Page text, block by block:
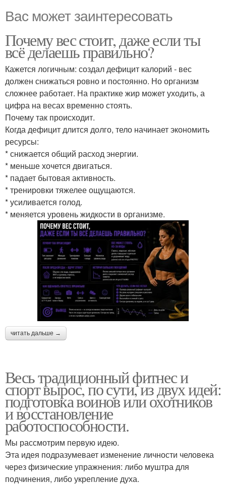
Вас может заинтересовать
Почему вес стоит, даже если ты
всё делаешь правильно?
Кажется логичным: создал дефицит калорий - вес
должен снижаться ровно и постоянно. Но организм
сложнее работает. На практике жир может уходить, а
цифра на весах временно стоять.
Почему так происходит.
Когда дефицит длится долго, тело начинает экономить
ресурсы:
* снижается общий расход энергии.
* меньше хочется двигаться.
* падает бытовая активность.
* тренировки тяжелее ощущаются.
* усиливается голод.
* меняется уровень жидкости в организме.
читать дальше →
Весь традиционный фитнес и
спорт вырос, по сути, из двух идей:
подготовка воинов или охотников
и восстановление
работоспособности.
Мы рассмотрим первую идею.
Эта идея подразумевает изменение личности человека
через физические упражнения: либо муштра для
подчинения, либо укрепление духа.